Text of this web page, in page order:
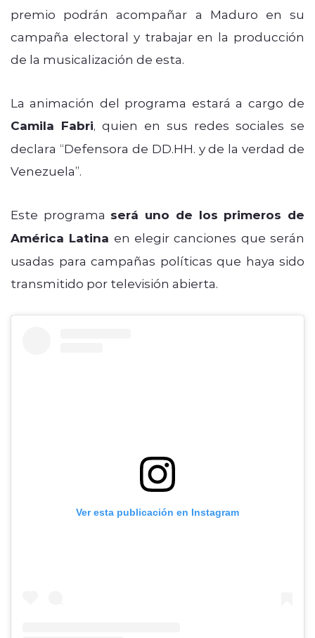
premio podrán acompañar a Maduro en su
campaña electoral y trabajar en la producción
de la musicalización de esta.
La animación del programa estará a cargo de
Camila Fabri, quien en sus redes sociales se
declara “Defensora de DD.HH. y de la verdad de
Venezuela”.
Este programa será uno de los primeros de
América Latina en elegir canciones que serán
usadas para campañas políticas que haya sido
transmitido por televisión abierta.
Ver esta publicación en Instagram